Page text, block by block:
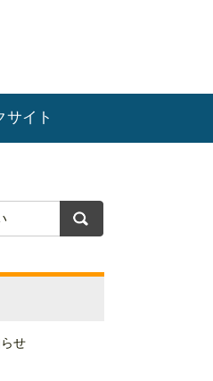
サイト
せ